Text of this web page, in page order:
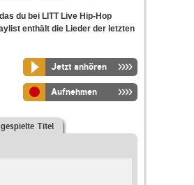
du bei LITT Live Hip-Hop
enthält die Lieder der letzten
Jetzt anhören
Aufnehmen
Titel